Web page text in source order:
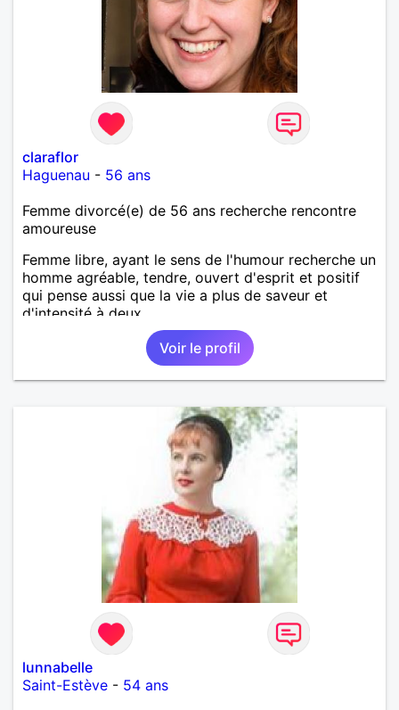
claraflor
Haguenau - 56 ans
Femme divorcé(e) de 56 ans recherche rencontre
amoureuse
Femme libre, ayant le sens de l'humour recherche un
homme agréable, tendre, ouvert d'esprit et positif
qui pense aussi que la vie a plus de saveur et
d'intensité à deux.
Voir le profil
lunnabelle
Saint-Estève - 54 ans